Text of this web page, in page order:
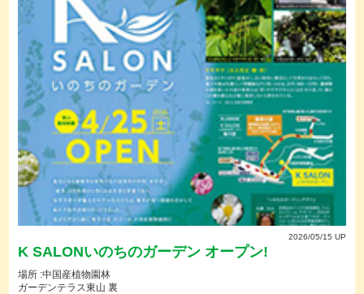
2026/05/15 UP
K SALONいのちのガーデン オープン!
場所 :中国産植物園林
ガーデンテラス東山 裏